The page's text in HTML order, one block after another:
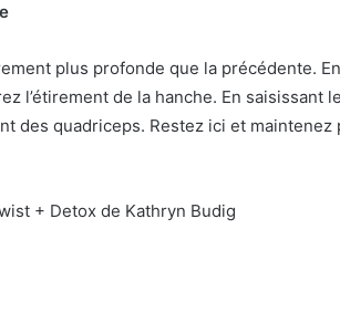
plus profonde que la précédente.
l’étirement de la hanche. En saisissant
des quadriceps. Restez ici et
+ Detox de Kathryn Budig